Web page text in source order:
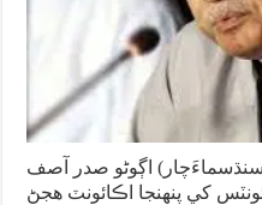
اڳوڻو صدر آصف
کي پنهنجا اڪائونٽ هجڻ